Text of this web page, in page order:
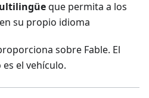
que permita a los
su propio idioma
sobre Fable. El
el vehículo.